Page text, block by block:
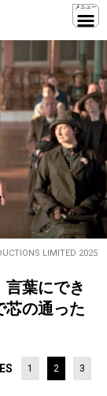
LIMITED 2025
葉にでき
芯の通った
1 2 3